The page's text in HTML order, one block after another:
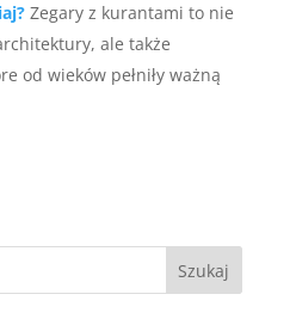
Zegary z kurantami to nie
ale także
od wieków pełniły ważną